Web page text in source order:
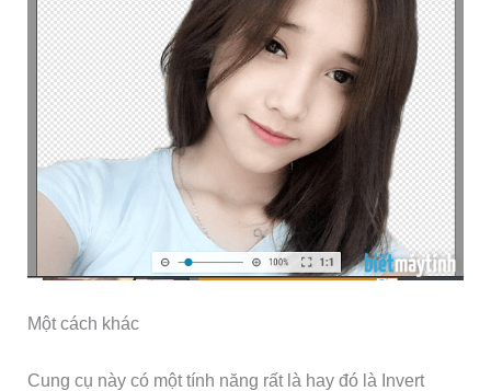
Một cách khác
Cung cụ này có một tính năng rất là hay đó là Invert